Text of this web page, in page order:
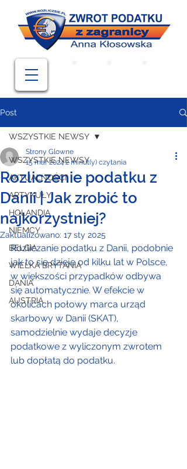
Post
WSZYSTKIE NEWSY
AKTUALNOŚCI
ARTYKUŁY
HOLANDIA
NIEMCY
BELGIA
WIELKA BRYTANIA
DANIA
AUSTRIA
WSZYSTKIE NEWSY
Rozliczenie podatku z
Danii | Jak zrobić to
najkorzystniej?
Strony Glowne
15 mar 20242 minut(y) czytania
Zaktualizowano: 17 sty 2025
Rozliczanie podatku z Danii, podobnie
jak to się dzieje od kilku lat w Polsce,
w większości przypadków odbywa
się automatycznie. W efekcie w
okolicach połowy marca urząd
skarbowy w Danii (SKAT),
samodzielnie wydaje decyzje
podatkowe z wyliczonym zwrotem
lub dopłatą do podatku.